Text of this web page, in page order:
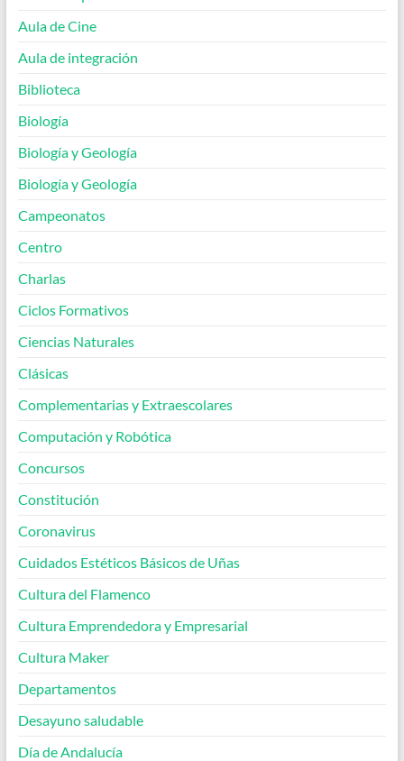
Aula de Cine
Aula de integración
Biblioteca
Biología
Biología y Geología
Biología y Geología
Campeonatos
Centro
Charlas
Ciclos Formativos
Ciencias Naturales
Clásicas
Complementarias y Extraescolares
Computación y Robótica
Concursos
Constitución
Coronavirus
Cuidados Estéticos Básicos de Uñas
Cultura del Flamenco
Cultura Emprendedora y Empresarial
Cultura Maker
Departamentos
Desayuno saludable
Día de Andalucía